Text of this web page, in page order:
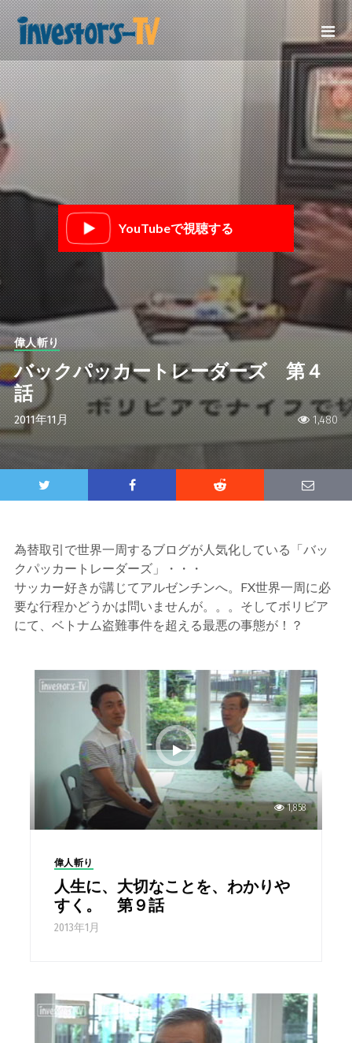
YouTubeで視聴する
1,480
偉人斬り
バックパッカートレーダーズ 第４
話
2011年11月
為替取引で世界一周するブログが人気化している「バッ
クパッカートレーダーズ」・・・
サッカー好きが講じてアルゼンチンへ。FX世界一周に必
要な行程かどうかは問いませんが。。。そしてボリビア
にて、ベトナム盗難事件を超える最悪の事態が！？
1,858
偉人斬り
人生に、大切なことを、わかりや
すく。 第９話
2013年1月